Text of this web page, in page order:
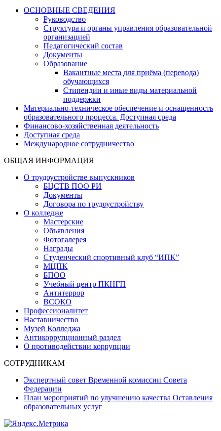
ОСНОВНЫЕ СВЕДЕНИЯ
Руководство
Структура и органы управления образовательной
организацией
Педагогический состав
Документы
Образование
Вакантные места для приёма (перевода)
обучающихся
Стипендии и иные виды материальной
поддержки
Материально-техническое обеспечение и оснащенность
образовательного процесса. Доступная среда
Финансово-хозяйственная деятельность
Доступная среда
Международное сотрудничество
ОБЩАЯ ИНФОРМАЦИЯ
О трудоустройстве выпускников
БЦСТВ ПОО РИ
Документы
Договора по трудоустройству
О колледже
Мастерские
Объявления
Фотогалерея
Награды
Студенческий спортивный клуб “ИПК”
МЦПК
БПОО
Учебный центр ПКНГП
Антитеррор
ВСОКО
Профессионалитет
Наставничество
Музей Колледжа
Антикоррупционный раздел
О противодействии коррупции
СОТРУДНИКАМ
Экспертный совет Временной комиссии Совета
Федерации
План мероприятий по улучшению качества Оставления
образовательных услуг